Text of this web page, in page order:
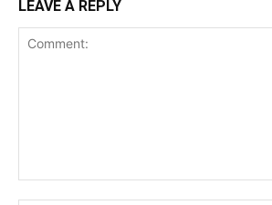
LEAVE A REPLY